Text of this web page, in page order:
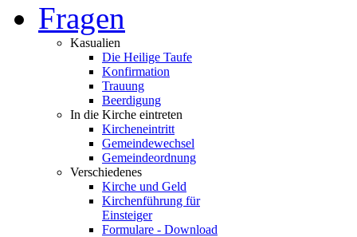
Fragen
Kasualien
Die Heilige Taufe
Konfirmation
Trauung
Beerdigung
In die Kirche eintreten
Kircheneintritt
Gemeindewechsel
Gemeindeordnung
Verschiedenes
Kirche und Geld
Kirchenführung für
Einsteiger
Formulare - Download